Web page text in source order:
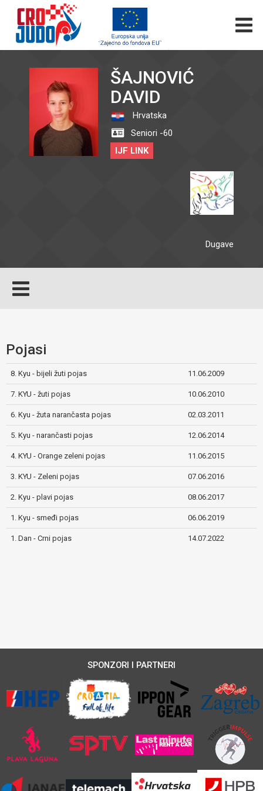
ŠAJNOVIĆ
DAVID
Hrvatska
Seniori -60
IJF LINK
Dugave
Pojasi
8. Kyu - bijeli žuti pojas 11.06.2009
7. KYU - žuti pojas 10.06.2010
6. Kyu - žuta narančasta pojas 02.03.2011
5. Kyu - narančasti pojas 12.06.2014
4. KYU - Orange zeleni pojas 11.06.2015
3. KYU - Zeleni pojas 07.06.2016
2. Kyu - plavi pojas 08.06.2017
1. Kyu - smeđi pojas 06.06.2019
1. Dan - Crni pojas 14.07.2022
SPONZORI I PARTNERI